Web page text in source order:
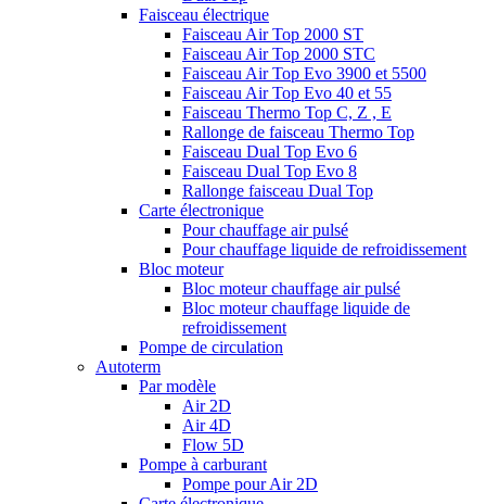
Faisceau électrique
Faisceau Air Top 2000 ST
Faisceau Air Top 2000 STC
Faisceau Air Top Evo 3900 et 5500
Faisceau Air Top Evo 40 et 55
Faisceau Thermo Top C, Z , E
Rallonge de faisceau Thermo Top
Faisceau Dual Top Evo 6
Faisceau Dual Top Evo 8
Rallonge faisceau Dual Top
Carte électronique
Pour chauffage air pulsé
Pour chauffage liquide de refroidissement
Bloc moteur
Bloc moteur chauffage air pulsé
Bloc moteur chauffage liquide de
refroidissement
Pompe de circulation
Autoterm
Par modèle
Air 2D
Air 4D
Flow 5D
Pompe à carburant
Pompe pour Air 2D